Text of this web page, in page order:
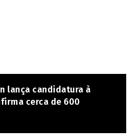
lança candidatura à
cerca de 600